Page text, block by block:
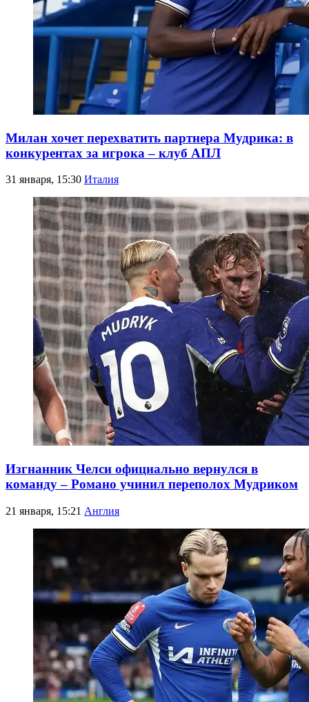
Милан хочет перехватить партнера Мудрика: в
конкурентах за игрока – клуб АПЛ
31 января, 15:30 Италия
Изгнанник Челси официально вернулся в
команду – Романо учинил переполох Мудриком
21 января, 15:21 Англия